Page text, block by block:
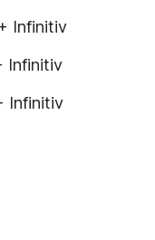
Infinitiv
Infinitiv
Infinitiv